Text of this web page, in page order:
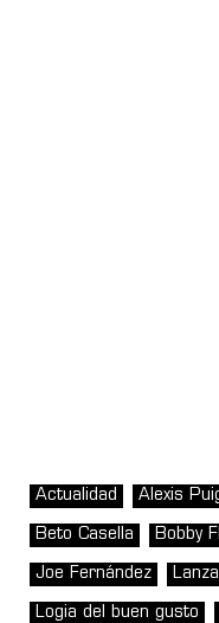
Actualidad Alexis
Beto Casella Bobby
Joe Fernández
Logia del buen gusto